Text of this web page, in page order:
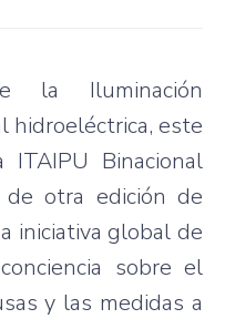
la Iluminación
hidroeléctrica, este
Binacional
otra edición de
iniciativa global de
sobre el
y las medidas a